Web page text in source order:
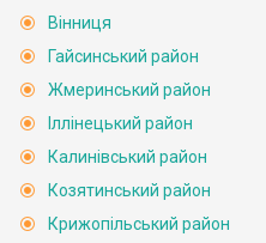
Вінниця
Гайсинський район
Жмеринський район
Іллінецький район
Калинівський район
Козятинський район
Крижопільський район